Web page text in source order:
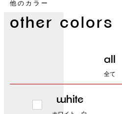
other colors
他のカラー
all
全て
white